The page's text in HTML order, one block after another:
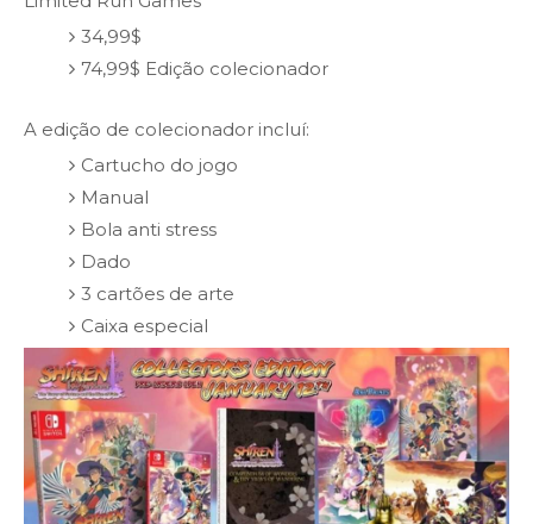
34,99$
74,99$ Edição colecionador
A edição de colecionador incluí:
Cartucho do jogo
Manual
Bola anti stress
Dado
3 cartões de arte
Caixa especial